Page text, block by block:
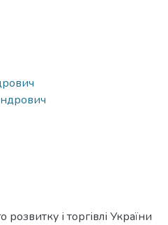
розвитку і торгівлі України